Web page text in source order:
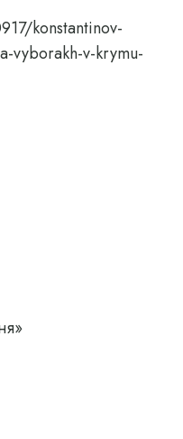
konstantinov-
vyborakh-v-krymu-